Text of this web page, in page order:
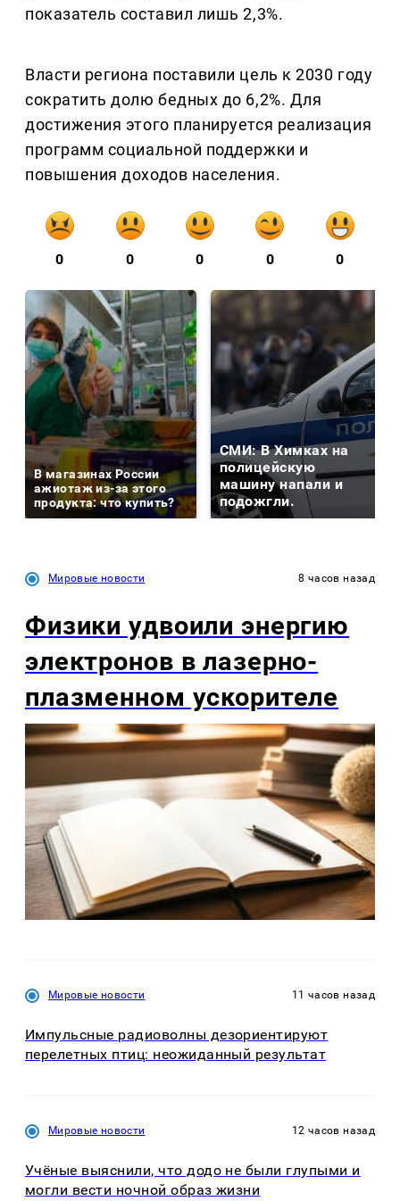
показатель составил лишь 2,3%.
Власти региона поставили цель к 2030 году
сократить долю бедных до 6,2%. Для
достижения этого планируется реализация
программ социальной поддержки и
повышения доходов населения.
0 0 0 0 0
В магазинах России
ажиотаж из-за этого
продукта: что купить?
СМИ: В Химках на
полицейскую
машину напали и
подожгли.
Мировые новости 8 часов назад
Физики удвоили энергию
электронов в лазерно-
плазменном ускорителе
Мировые новости 11 часов назад
Импульсные радиоволны дезориентируют
перелетных птиц: неожиданный результат
Мировые новости 12 часов назад
Учёные выяснили, что додо не были глупыми и
могли вести ночной образ жизни